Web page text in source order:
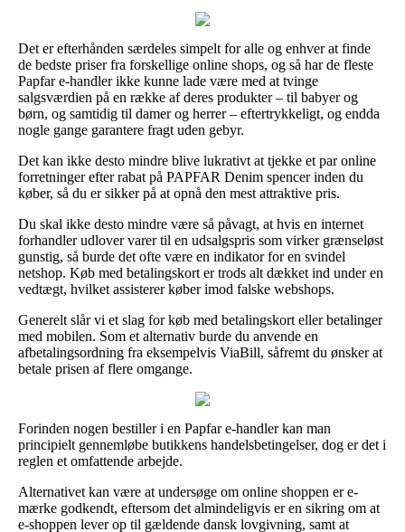
Det er efterhånden særdeles simpelt for alle og enhver at finde
de bedste priser fra forskellige online shops, og så har de fleste
Papfar e-handler ikke kunne lade være med at tvinge
salgsværdien på en række af deres produkter – til babyer og
børn, og samtidig til damer og herrer – eftertrykkeligt, og endda
nogle gange garantere fragt uden gebyr.
Det kan ikke desto mindre blive lukrativt at tjekke et par online
forretninger efter rabat på PAPFAR Denim spencer inden du
køber, så du er sikker på at opnå den mest attraktive pris.
Du skal ikke desto mindre være så påvagt, at hvis en internet
forhandler udlover varer til en udsalgspris som virker grænseløst
gunstig, så burde det ofte være en indikator for en svindel
netshop. Køb med betalingskort er trods alt dækket ind under en
vedtægt, hvilket assisterer køber imod falske webshops.
Generelt slår vi et slag for køb med betalingskort eller betalinger
med mobilen. Som et alternativ burde du anvende en
afbetalingsordning fra eksempelvis ViaBill, såfremt du ønsker at
betale prisen af flere omgange.
Forinden nogen bestiller i en Papfar e-handler kan man
principielt gennemløbe butikkens handelsbetingelser, dog er det i
reglen et omfattende arbejde.
Alternativet kan være at undersøge om online shoppen er e-
mærke godkendt, eftersom det almindeligvis er en sikring om at
e-shoppen lever op til gældende dansk lovgivning, samt at